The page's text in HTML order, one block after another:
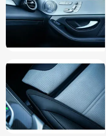
Stoelverwarming
Stuurwiel multifunctioneel
Trekhaak elektrisch uitklapbaar
Variabele stuuroverbrenging
Vermoeidheids herkenning
Warmtewerend glas
WiFi voorbereiding
Xenon verlichting
Zij airbag(s) achter